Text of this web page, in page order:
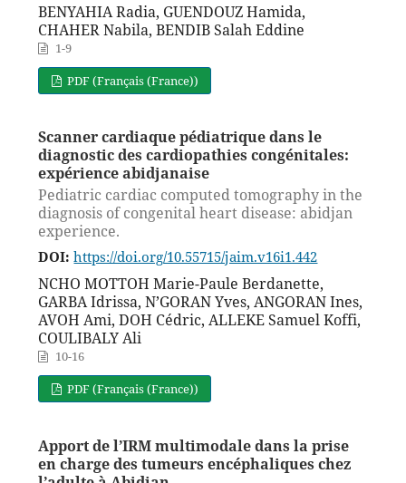
BENYAHIA Radia, GUENDOUZ Hamida,
CHAHER Nabila, BENDIB Salah Eddine
1-9
PDF (Français (France))
Scanner cardiaque pédiatrique dans le
diagnostic des cardiopathies congénitales:
expérience abidjanaise
Pediatric cardiac computed tomography in the
diagnosis of congenital heart disease: abidjan
experience.
DOI: https://doi.org/10.55715/jaim.v16i1.442
NCHO MOTTOH Marie-Paule Berdanette,
GARBA Idrissa, N’GORAN Yves, ANGORAN Ines,
AVOH Ami, DOH Cédric, ALLEKE Samuel Koffi,
COULIBALY Ali
10-16
PDF (Français (France))
Apport de l’IRM multimodale dans la prise
en charge des tumeurs encéphaliques chez